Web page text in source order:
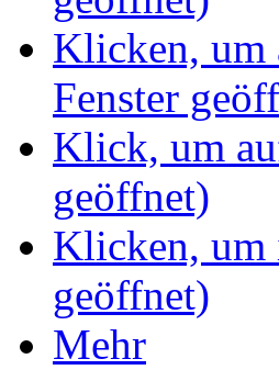
Klicken, um
Fenster
Klick, um
geöffnet)
Klicken, um
geöffnet)
Mehr